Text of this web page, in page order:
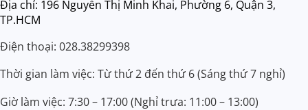
Địa chỉ: 196 Nguyễn Thị Minh Khai, Phường 6, Quận 3,
TP.HCM
Điện thoại: 028.38299398
Thời gian làm việc: Từ thứ 2 đến thứ 6 (Sáng thứ 7 nghỉ)
Giờ làm việc: 7:30 – 17:00 (Nghỉ trưa: 11:00 – 13:00)